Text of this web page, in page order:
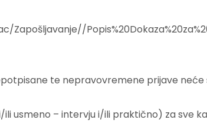
te nepravovremene prijave
usmeno – intervju i/ili praktično) za sve